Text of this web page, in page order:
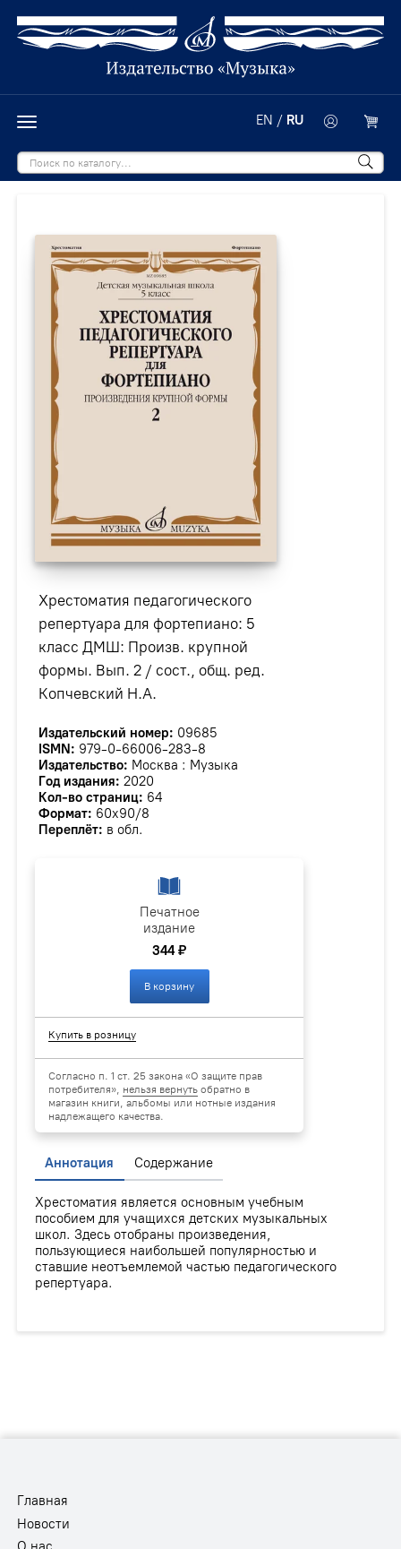
EN / RU
Хрестоматия педагогического
репертуара для фортепиано: 5
класс ДМШ: Произв. крупной
формы. Вып. 2 / сост., общ. ред.
Копчевский Н.А.
Издательский номер: 09685
ISMN: 979-0-66006-283-8
Издательство: Москва : Музыка
Год издания: 2020
Кол-во страниц: 64
Формат: 60х90/8
Переплёт: в обл.
Печатное
издание
344 ₽
В корзину
Купить в розницу
Согласно п. 1 ст. 25 закона «О защите прав
потребителя», нельзя вернуть обратно в
магазин книги, альбомы или нотные издания
надлежащего качества.
Аннотация Содержание
Хрестоматия является основным учебным
пособием для учащихся детских музыкальных
школ. Здесь отобраны произведения,
пользующиеся наибольшей популярностью и
ставшие неотъемлемой частью педагогического
репертуара.
Главная
Новости